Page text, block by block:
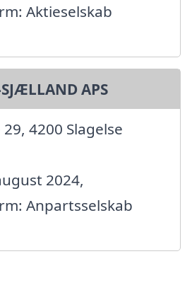
Aktieselskab
APS
4200 Slagelse
2024,
Anpartsselskab